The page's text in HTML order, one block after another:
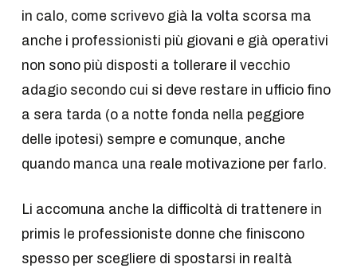
in calo, come scrivevo già la volta scorsa ma
anche i professionisti più giovani e già operativi
non sono più disposti a tollerare il vecchio
adagio secondo cui si deve restare in ufficio fino
a sera tarda (o a notte fonda nella peggiore
delle ipotesi) sempre e comunque, anche
quando manca una reale motivazione per farlo.
Li accomuna anche la difficoltà di trattenere in
primis le professioniste donne che finiscono
spesso per scegliere di spostarsi in realtà